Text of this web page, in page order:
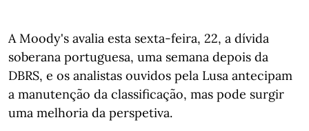
A Moody's avalia esta sexta-feira, 22, a dívida
soberana portuguesa, uma semana depois da
DBRS, e os analistas ouvidos pela Lusa antecipam
a manutenção da classificação, mas pode surgir
uma melhoria da perspetiva.